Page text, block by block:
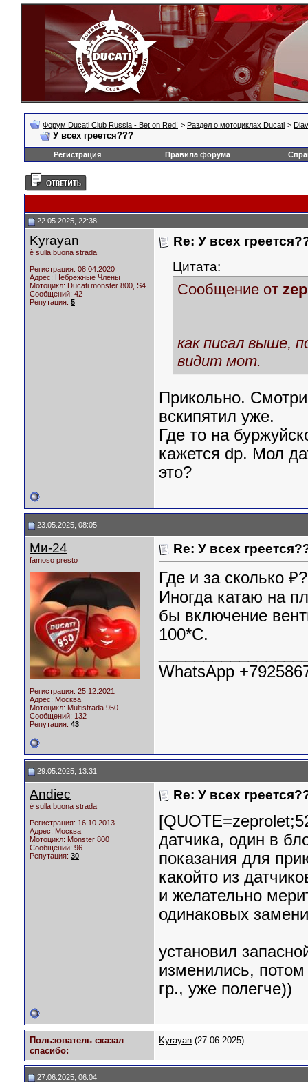
Форум Ducati Club Russia - Bet on Red! > Раздел о мотоциклах Ducati >
У всех греется???
Регистрация Правила форума
22.05.2025, 22:38
Kyrayan
è sulla buona strada
Регистрация: 08.04.2020
Адрес: Небрежные Члены
Мотоцикл: Ducati monster 800, S4
Сообщений: 42
Репутация: 5
Re: У всех
Цитата:
Сообщение от
как писал выше,
видит мот.
Прикольно.
вскипятил уже.
Где то на
кажется dp. Мол
это?
23.05.2025, 08:05
Ми-24
famoso presto
Регистрация: 25.12.2021
Адрес: Москва
Мотоцикл: Multistrada 950
Сообщений: 132
Репутация: 43
Re: У всех
Где и за сколько ₽?
Иногда катаю на
бы включение
100*С.
WhatsApp
29.05.2025, 13:31
Andiec
è sulla buona strada
Регистрация: 16.10.2013
Адрес: Москва
Мотоцикл: Monster 800
Сообщений: 96
Репутация: 30
Re: У всех
датчика, один в
показания для
какойто из
и желательно
одинаковых
установил
изменились,
гр., уже полегче))
Пользователь сказал
cпасибо:
Kyrayan (27.06.2025)
27.06.2025, 06:04